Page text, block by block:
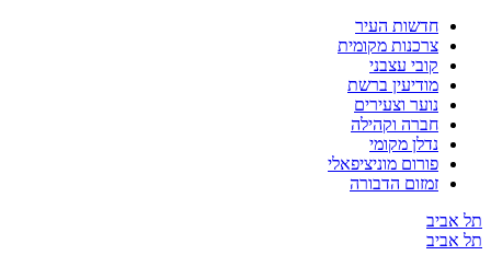
חדשות העיר
צרכנות מקומית
קובי עצבני
מודיעין ברשת
נוער וצעירים
חברה וקהילה
נדלן מקומי
פורום מוניציפאלי
זמזום הדבורה